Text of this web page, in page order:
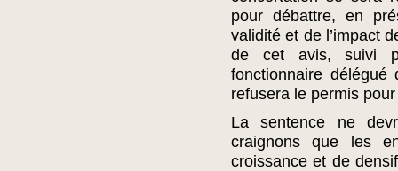
pour débattre, en
validité et de l’impact
de cet avis, suivi
fonctionnaire
refusera le permis
La sentence ne
craignons que les
croissance et de